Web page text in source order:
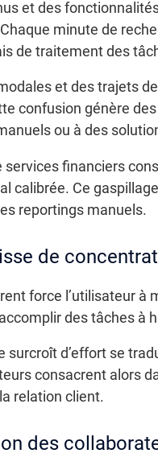
et des
minute de
de traitement des
et des trajets
confusion génère
ou à des
financiers
calibrée. Ce
reportings manuels.
de
force l’utilisateur
des tâches à
surcroît d’effort se
consacrent alors
relation client.
des